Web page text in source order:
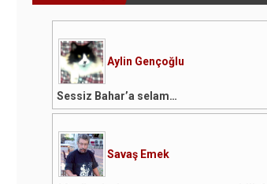
Aylin Gençoğlu
Sessiz Bahar’a selam…
Savaş Emek